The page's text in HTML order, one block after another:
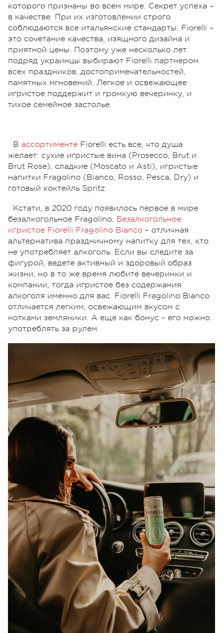
которого признаны во всем мире. Секрет успеха –
в качестве. При их изготовлении строго
соблюдаются все итальянские стандарты. Fiorelli –
это сочетание качества, изящного дизайна и
приятной цены. Поэтому уже несколько лет
подряд украинцы выбирают Fiorelli партнером
всех праздников, достопримечательностей,
памятных мгновений. Легкое и освежающее
игристое поддержит и громкую вечеринку, и
тихое семейное застолье.
В ассортименте Fiorelli есть все, что душа
желает: сухие игристые вина (Prosecco, Brut и
Brut Rose), сладкие (Moscato и Asti), игристые
напитки Fragolino (Bianco, Rosso, Pesca, Dry) и
готовый коктейль Spritz.
Кстати, в 2020 году появилось первое в мире
безалкогольное Fragolino. Безалкогольное
игристое Fiorelli Fragolino Bianco – отличная
альтернатива праздничному напитку для тех, кто
не употребляет алкоголь. Если вы следите за
фигурой, ведете активный и здоровый образ
жизни, но в то же время любите вечеринки и
компании, тогда игристое без содержания
алкоголя именно для вас. Fiorelli Fragolino Bianco
отличается легким, освежающим вкусом с
нотками земляники. А еще как бонус – его можно
употреблять за рулем.